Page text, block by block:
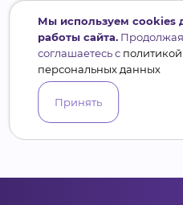
Всего
сотрудников 1
Мы используем cookies
работы сайта. Продолжая
соглашаетесь с
персональных данных
Принять